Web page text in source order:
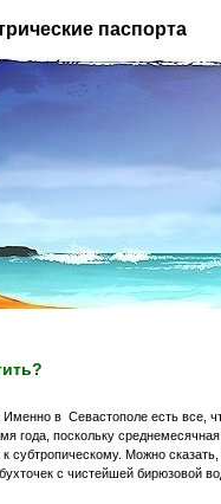
паспорта
в Севастополе есть все,
года, поскольку
субтропическому. Можно
с чистейшей бирюзовой